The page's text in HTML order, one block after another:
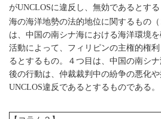
がUNCLOSに違反し、無効であるとす
海の海洋地勢の法的地位に関するもの
は、中国の南シナ海における海洋環境
活動によって、フィリピンの主権的権
るとするもの。４つ目は、中国の南シ
後の行動は、仲裁裁判中の紛争の悪化
UNCLOS違反であるとするものである。